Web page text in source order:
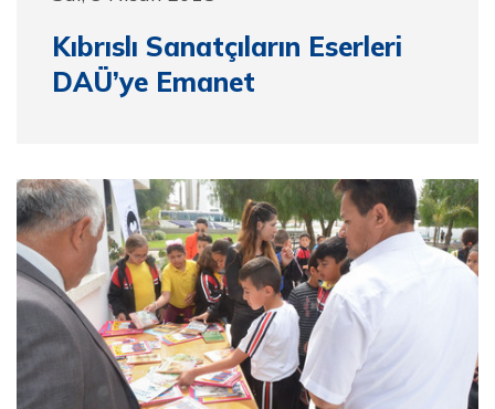
Kıbrıslı Sanatçıların Eserleri
DAÜ’ye Emanet